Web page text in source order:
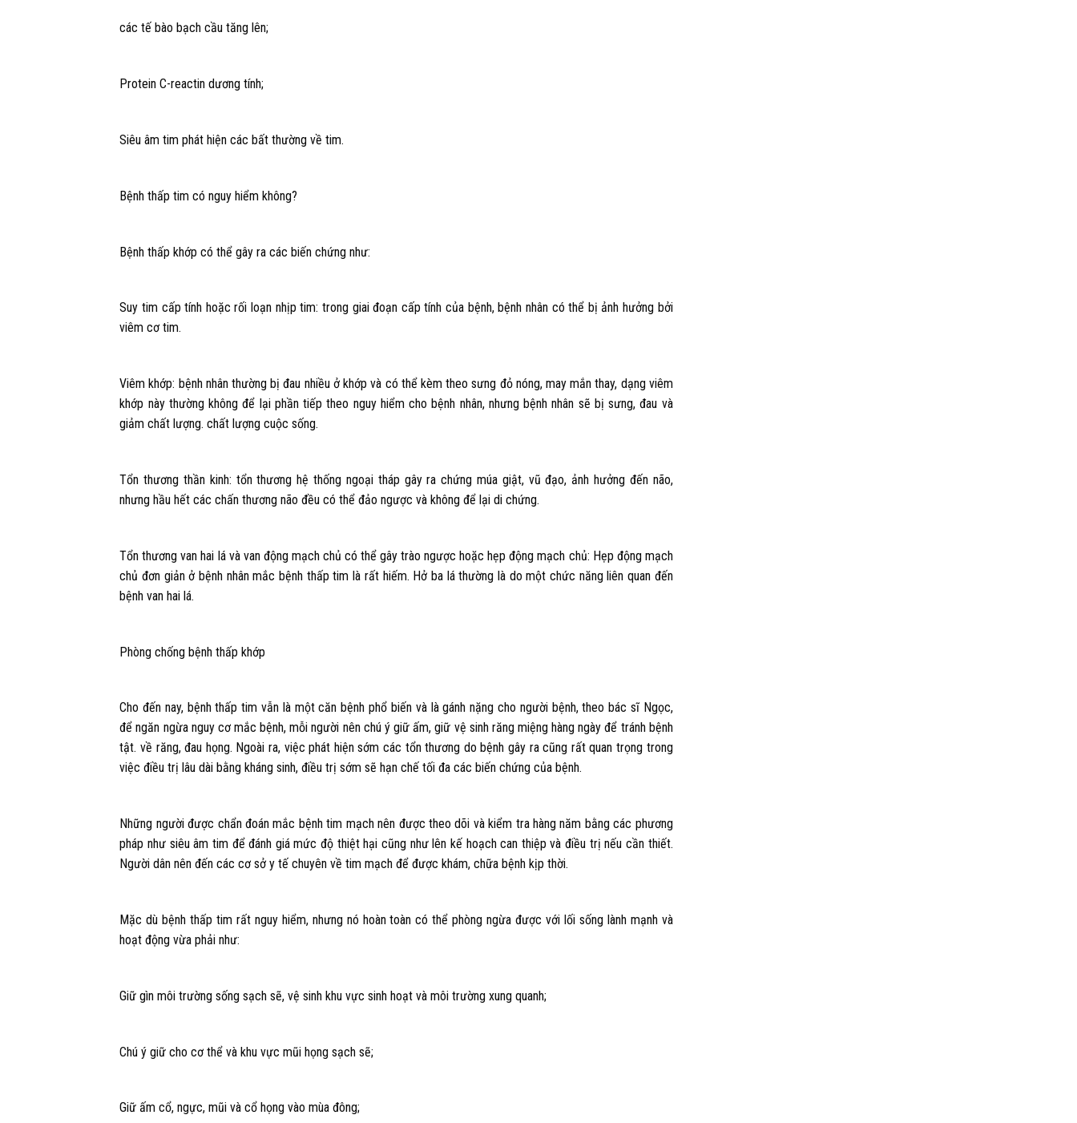
các tế bào bạch cầu tăng lên;
Protein C-reactin dương tính;
Siêu âm tim phát hiện các bất thường về tim.
Bệnh thấp tim có nguy hiểm không?
Bệnh thấp khớp có thể gây ra các biến chứng như:
Suy tim cấp tính hoặc rối loạn nhịp tim: trong giai đoạn cấp tính của bệnh, bệnh nhân có thể bị ảnh hưởng bởi
viêm cơ tim.
Viêm khớp: bệnh nhân thường bị đau nhiều ở khớp và có thể kèm theo sưng đỏ nóng, may mắn thay, dạng viêm
khớp này thường không để lại phần tiếp theo nguy hiểm cho bệnh nhân, nhưng bệnh nhân sẽ bị sưng, đau và
giảm chất lượng. chất lượng cuộc sống.
Tổn thương thần kinh: tổn thương hệ thống ngoại tháp gây ra chứng múa giật, vũ đạo, ảnh hưởng đến não,
nhưng hầu hết các chấn thương não đều có thể đảo ngược và không để lại di chứng.
Tổn thương van hai lá và van động mạch chủ có thể gây trào ngược hoặc hẹp động mạch chủ: Hẹp động mạch
chủ đơn giản ở bệnh nhân mắc bệnh thấp tim là rất hiếm. Hở ba lá thường là do một chức năng liên quan đến
bệnh van hai lá.
Phòng chống bệnh thấp khớp
Cho đến nay, bệnh thấp tim vẫn là một căn bệnh phổ biến và là gánh nặng cho người bệnh, theo bác sĩ Ngọc,
để ngăn ngừa nguy cơ mắc bệnh, mỗi người nên chú ý giữ ấm, giữ vệ sinh răng miệng hàng ngày để tránh bệnh
tật. về răng, đau họng. Ngoài ra, việc phát hiện sớm các tổn thương do bệnh gây ra cũng rất quan trọng trong
việc điều trị lâu dài bằng kháng sinh, điều trị sớm sẽ hạn chế tối đa các biến chứng của bệnh.
Những người được chẩn đoán mắc bệnh tim mạch nên được theo dõi và kiểm tra hàng năm bằng các phương
pháp như siêu âm tim để đánh giá mức độ thiệt hại cũng như lên kế hoạch can thiệp và điều trị nếu cần thiết.
Người dân nên đến các cơ sở y tế chuyên về tim mạch để được khám, chữa bệnh kịp thời.
Mặc dù bệnh thấp tim rất nguy hiểm, nhưng nó hoàn toàn có thể phòng ngừa được với lối sống lành mạnh và
hoạt động vừa phải như:
Giữ gìn môi trường sống sạch sẽ, vệ sinh khu vực sinh hoạt và môi trường xung quanh;
Chú ý giữ cho cơ thể và khu vực mũi họng sạch sẽ;
Giữ ấm cổ, ngực, mũi và cổ họng vào mùa đông;